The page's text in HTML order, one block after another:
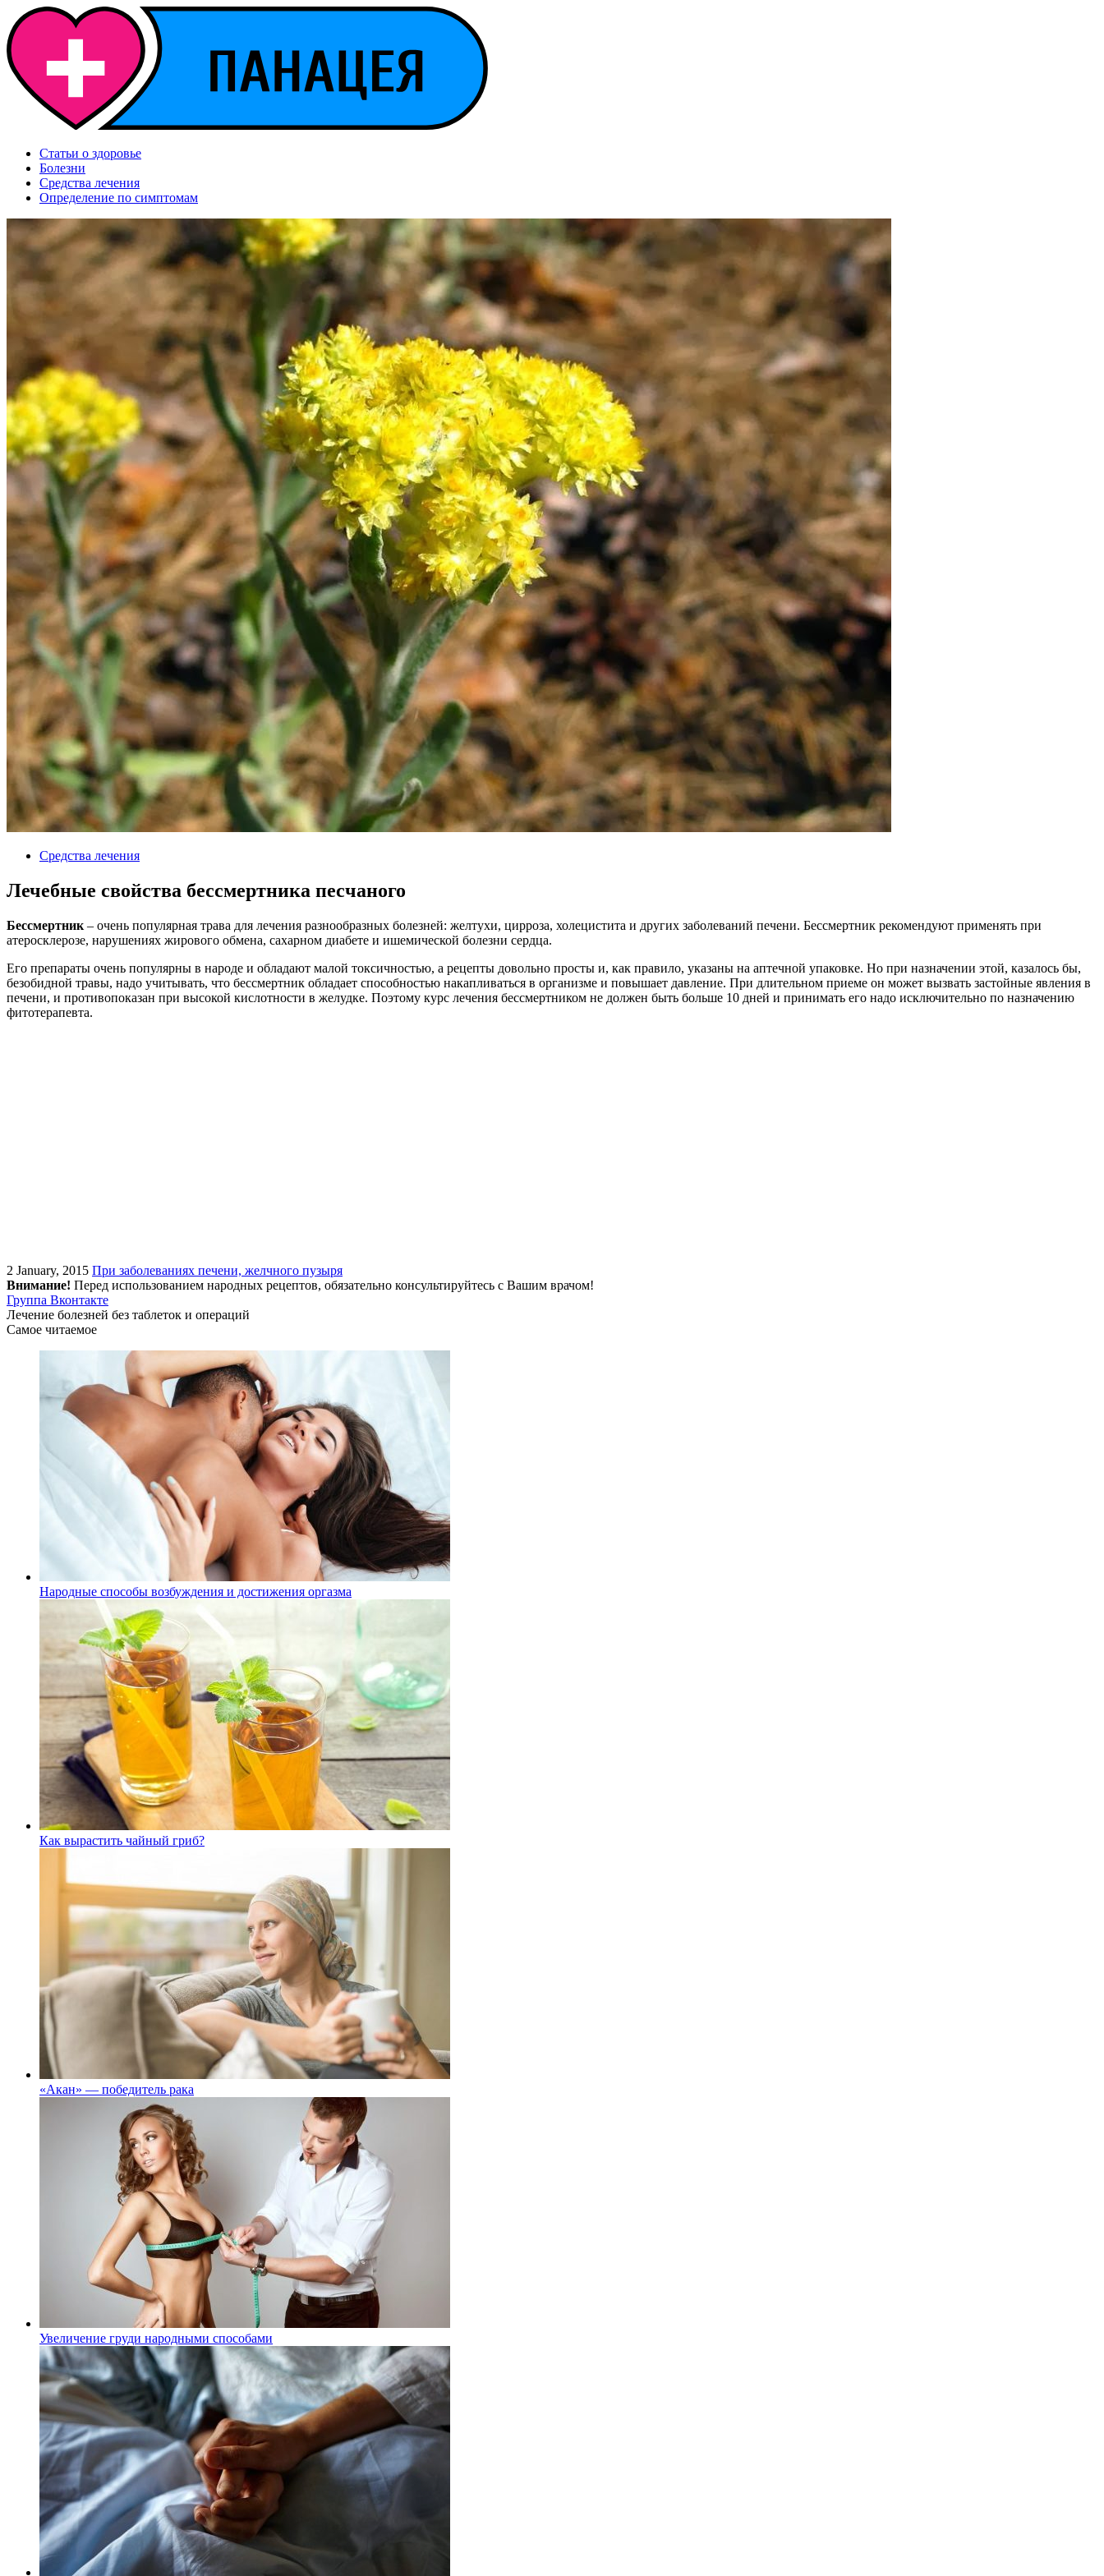
Статьи о здоровье
Болезни
Средства лечения
Определение по симптомам
Средства лечения
Лечебные свойства бессмертника песчаного
Бессмертник – очень популярная трава для лечения разнообразных болезней: желтухи, цирроза, холецистита и других заболеваний печени. Бессмертник рекомендуют применять при
атеросклерозе, нарушениях жирового обмена, сахарном диабете и ишемической болезни сердца.
Его препараты очень популярны в народе и обладают малой токсичностью, а рецепты довольно просты и, как правило, указаны на аптечной упаковке. Но при назначении этой, казалось бы,
безобидной травы, надо учитывать, что бессмертник обладает способностью накапливаться в организме и повышает давление. При длительном приеме он может вызвать застойные явления в
печени, и противопоказан при высокой кислотности в желудке. Поэтому курс лечения бессмертником не должен быть больше 10 дней и принимать его надо исключительно по назначению
фитотерапевта.
2 January, 2015 При заболеваниях печени, желчного пузыря
Внимание! Перед использованием народных рецептов, обязательно консультируйтесь с Вашим врачом!
Группа Вконтакте
Лечение болезней без таблеток и операций
Самое читаемое
Народные способы возбуждения и достижения оргазма
Как вырастить чайный гриб?
«Акан» — победитель рака
Увеличение груди народными способами